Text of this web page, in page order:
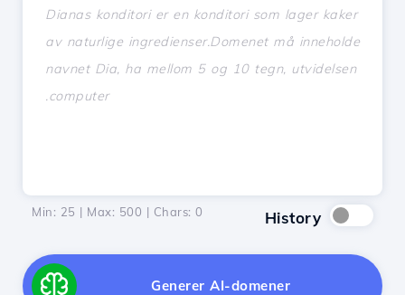
Min: 25 | Max: 500 | Chars: 0 History
Generer AI-domener